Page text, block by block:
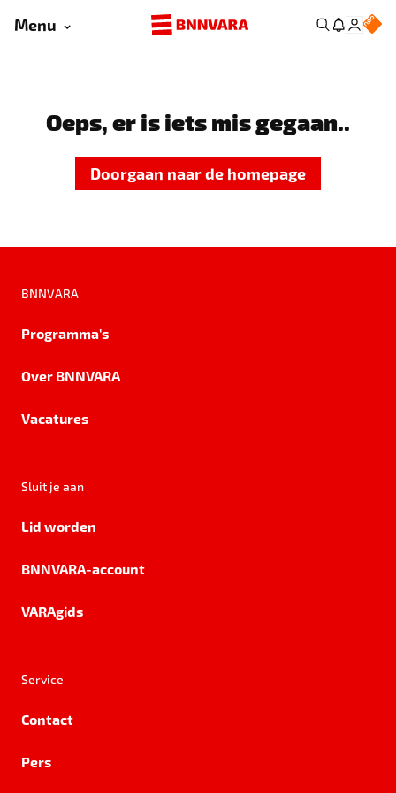
Menu
Oeps, er is iets mis gegaan..
Doorgaan naar de homepage
BNNVARA
Programma's
Over BNNVARA
Vacatures
Sluit je aan
Lid worden
BNNVARA-account
VARAgids
Service
Contact
Pers